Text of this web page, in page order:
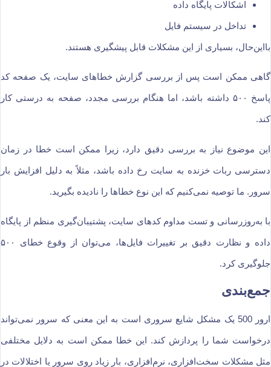
اشکالات پایگاه داده
تداخل در سیستم فایل
بااین‌حال، بسیاری از این مشکلات قابل پیشگیری هستند.
گاهی ممکن است پس از بررسی گزارش خطاهای سایت، یک صفحه کد
پاسخ ۵۰۰ داشته باشد، اما هنگام بررسی مجدد، صفحه به درستی کار
کند.
این موضوع نیاز به بررسی دقیق دارد، زیرا ممکن است خطا در زمان
دسترسی ربات خزنده به سایت رخ داده باشد، مثلاً به دلیل افزایش بار
سرور. ما توصیه نمی‌کنیم که این نوع خطاها را نادیده بگیرید.
با به‌روزرسانی و تست مداوم کدهای سایت، پشتیبان‌گیری منظم از پایگاه
داده و نظارت دقیق بر تغییرات فایل‌ها، می‌توان از وقوع خطای ۵۰۰
جلوگیری کرد.
جمع‌بندی
ارور 500 یک مشکل شایع سروری است به این معنی که سرور نمی‌تواند
درخواست شما را پردازش کند. این خطا ممکن است به دلایل مختلفی
مثل مشکلات سخت‌افزاری، نرم‌افزاری، بار زیاد روی سرور یا اختلالات در